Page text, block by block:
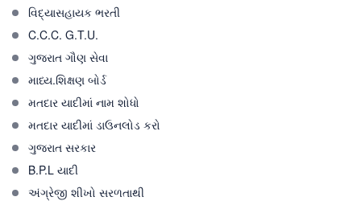
વિદ્યાસહાયક ભરતી
C.C.C. G.T.U.
ગુજરાત ગૌણ સેવા
માધ્ય.શિક્ષણ બોર્ડ
મતદાર યાદીમાં નામ શોધો
મતદાર યાદીમાં ડાઉનલોડ કરો
ગુજરાત સરકાર
B.P.L યાદી
અંગ્રેજી શીખો સરળતાથી